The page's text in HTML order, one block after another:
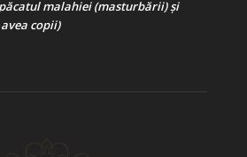
malahiei (masturbării) şi
copii)